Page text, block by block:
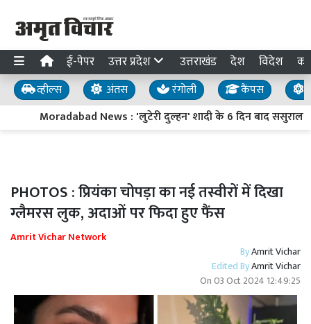
ई-पेपर उत्तर प्रदेश उत्तराखंड देश विदेश
व्हील्स अंतस रंगोली कैंपस
Moradabad News : 'लुटेरी दुल्हन' शादी के 6 दिन बाद ससुराल
PHOTOS : प्रियंका चोपड़ा का नई तस्वीरों में दिखा
ग्लैमरस लुक, अदाओं पर फिदा हुए फैंस
Amrit Vichar Network
ByAmrit Vichar
Edited ByAmrit Vichar
On03 Oct 2024 12:49:25